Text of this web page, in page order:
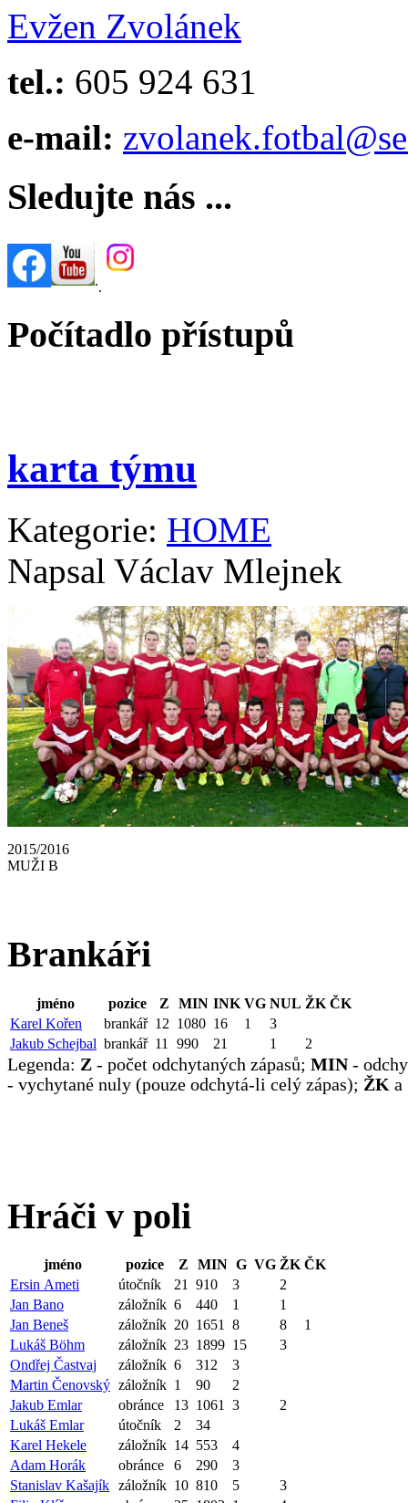
Evžen Zvolánek
tel.: 605 924 631
e-mail:
Sledujte nás ...
..
Počítadlo přístupů
karta týmu
Kategorie: HOME
Napsal Václav Mlejnek
2015/2016
MUŽI B
Brankáři
jméno pozice Z MIN INK VG NUL ŽK ČK
Karel Kořen
brankář 12 1080 16 1
3
Jakub Schejbal brankář 11 990 21 1 2
Legenda: Z - počet odchytaných zápasů; MIN-
- vychytané nuly (pouze odchytá-li celý zápas); ŽK a
Hráči v poli
jméno pozice Z MIN G VG ŽK ČK
Ersin Ameti
útočník 21 910 3
2
Jan Bano
záložník 6 440 1
1
Jan Beneš
záložník 20 1651 8 8
1
Lukáš Böhm
záložník 23 1899 15
3
Ondřej Častvaj
záložník 6 312
3
Martin Čenovský záložník 1 90
2
Jakub Emlar
obránce 13 1061 3
2
Lukáš Emlar
útočník 2
34
Karel Hekele
záložník 14 553
4
Adam Horák
obránce 6 290
3
Stanislav Kašajík záložník 10 810 5
3